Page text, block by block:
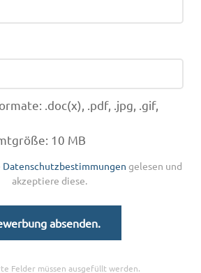
.doc(x), .pdf, .jpg, .gif,
10 MB
Datenschutzbestimmungen gelesen und
akzeptiere diese.
Felder müssen ausgefüllt werden.